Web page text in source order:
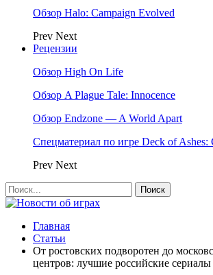
Обзор Halo: Campaign Evolved
Prev Next
Рецензии
Обзор High On Life
Обзор A Plague Tale: Innocence
Обзор Endzone — A World Apart
Спецматериал по игре Deck of Ashes:
Prev Next
Главная
Статьи
От ростовских подворотен до
центров: лучшие российские сериалы